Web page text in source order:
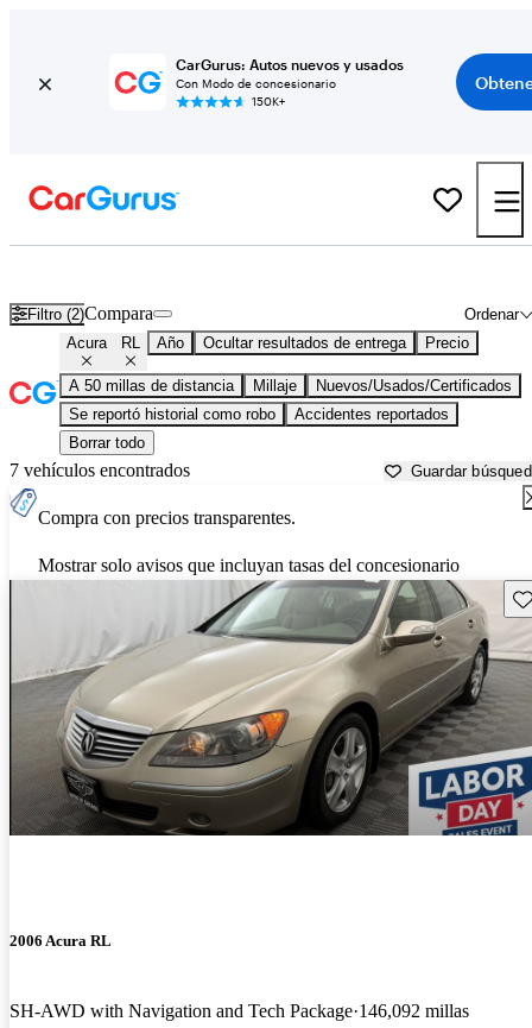
CarGurus: Autos nuevos y usados
Con Modo de concesionario
150K+
Filtro (2) Ordenar
Compara
Acura RL Año Ocultar resultados de entrega Precio
A 50 millas de distancia Millaje
Nuevos/Usados/Certificados
Se reportó historial como robo
Accidentes reportados
Borrar todo
7 vehículos encontrados Guardar
Compra con precios transparentes.
Mostrar solo avisos que incluyan tasas del concesionario
2006 Acura RL
SH-AWD with Navigation and Tech Package 146,092 millas